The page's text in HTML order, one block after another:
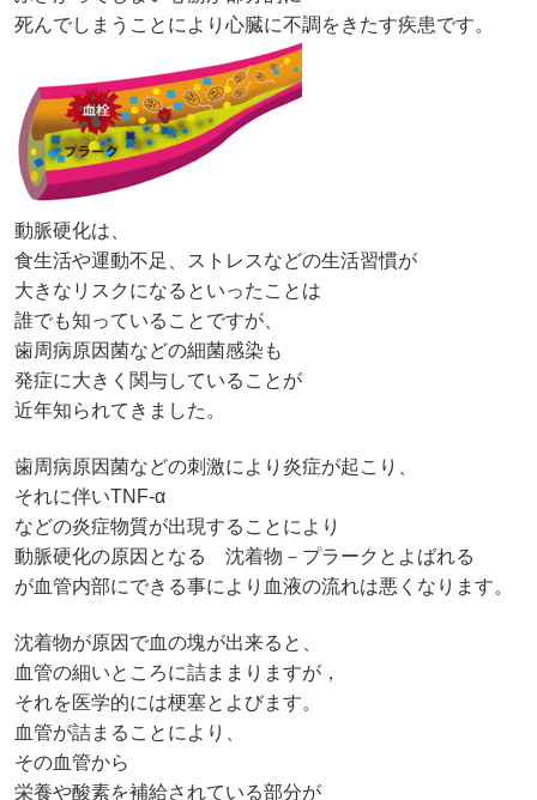
死んでしまうことにより心臓に不調をきたす疾患です。
動脈硬化は、
食生活や運動不足、ストレスなどの生活習慣が
大きなリスクになるといったことは
誰でも知っていることですが、
歯周病原因菌などの細菌感染も
発症に大きく関与していることが
近年知られてきました。
歯周病原因菌などの刺激により炎症が起こり、
それに伴いTNF-α
などの炎症物質が出現することにより
動脈硬化の原因となる 沈着物－プラークとよばれる
が血管内部にできる事により血液の流れは悪くなります。
沈着物が原因で血の塊が出来ると、
血管の細いところに詰ままりますが，
それを医学的には梗塞とよびます。
血管が詰まることにより、
その血管から
栄養や酸素を補給されている部分が